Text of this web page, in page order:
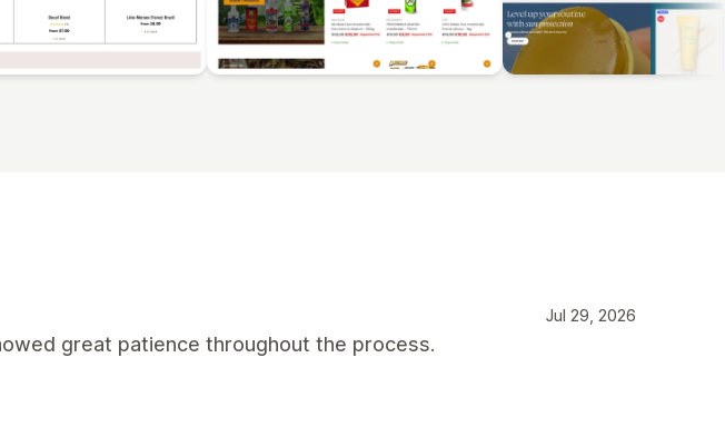
Jul 29, 2026
great patience throughout the process.